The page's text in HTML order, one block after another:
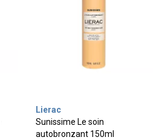
Lierac
Sunissime Le soin
autobronzant 150ml